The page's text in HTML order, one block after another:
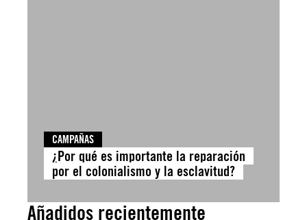
CAMPAÑAS
¿Por qué es importante la reparación
por el colonialismo y la esclavitud?
Añadidos recientemente